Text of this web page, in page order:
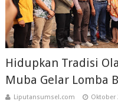
Hidupkan Tradisi
Muba Gelar Lomba
Liputansumsel.com Oktober